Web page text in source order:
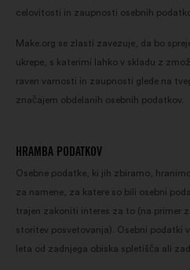
celovitosti in zaupnosti osebnih
Make.org se zlasti zavezuje, da bo
ukrepe, s katerimi lahko v skladu z
raven varnosti in zaupnosti glede na
značajem obdelanih osebnih podatkov.
HRAMBA PODATKOV
Osebne podatke, ki jih zbiramo,
za namene, za katere so bili osebni
trajen zakoniti interes za to (na primer
storitev posvetovanja). Osebni podatki
leta od zadnjega obiska spletišča ali